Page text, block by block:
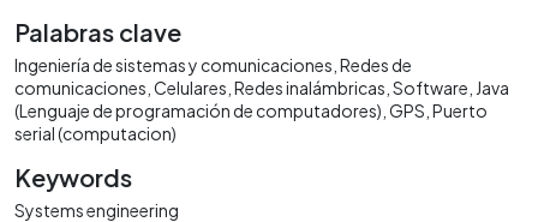
Palabras clave
Ingeniería de sistemas y comunicaciones Redes de
comunicaciones Celulares Redes inalámbricas Software Java
(Lenguaje de programación de computadores) GPS Puerto
serial (computacion)
Keywords
Systems engineering